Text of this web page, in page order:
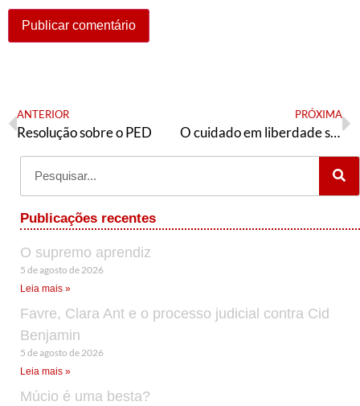
ANTERIOR
Resolução sobre o PED
PRÓXIMA
O cuidado em liberdade sob ameaça de uma esquerda manicomial? O PT pode mais!
Publicações recentes
O supremo aprendiz
5 de agosto de 2026
Leia mais »
Favre, Clara Ant e o processo judicial contra Cid
Benjamin
5 de agosto de 2026
Leia mais »
Múcio é uma besta?